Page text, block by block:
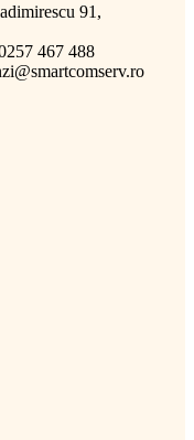
91,
467 488